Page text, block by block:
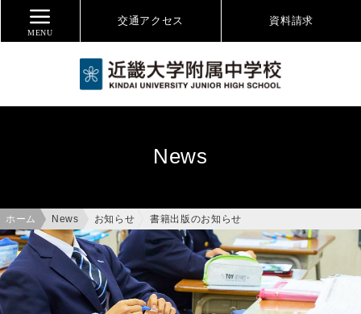
MENU
交通アクセス 資料請求
News
ホーム News お知らせ 書籍出版のお知らせ